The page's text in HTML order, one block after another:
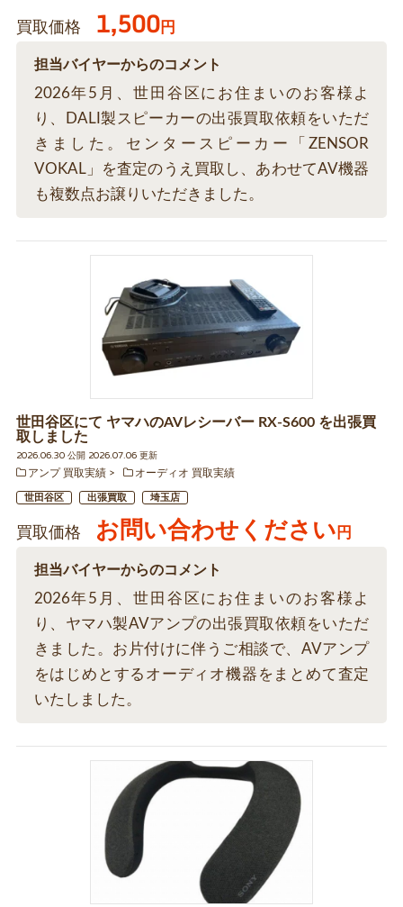
買取価格 1,500円
担当バイヤーからのコメント
2026年5月、世田谷区にお住まいのお客様よ
り、DALI製スピーカーの出張買取依頼をいただ
きました。センタースピーカー「ZENSOR
VOKAL」を査定のうえ買取し、あわせてAV機器
も複数点お譲りいただきました。
世田谷区にて ヤマハのAVレシーバー RX-S600 を出張買
取しました
2026.06.30 公開 2026.07.06 更新
アンプ 買取実績
オーディオ 買取実績
世田谷区 出張買取 埼玉店
買取価格 お問い合わせください 円
担当バイヤーからのコメント
2026年5月、世田谷区にお住まいのお客様よ
り、ヤマハ製AVアンプの出張買取依頼をいただ
きました。お片付けに伴うご相談で、AVアンプ
をはじめとするオーディオ機器をまとめて査定
いたしました。